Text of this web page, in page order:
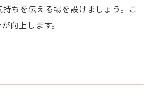
ちを伝える場を設けましょう。こ
向上します。